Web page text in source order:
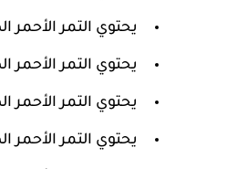
يحتوي التمر الأحمر الطازج على 69
يحتوي التمر الأحمر
يحتوي التمر الأحمر الطازج على
يحتوي التمر الأحمر الطازج على